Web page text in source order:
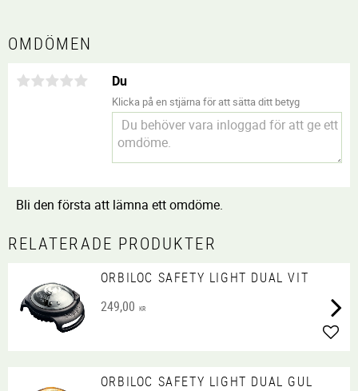
OMDÖMEN
Du
Klicka på en stjärna för att sätta ditt betyg
Bli den första att lämna ett omdöme.
RELATERADE PRODUKTER
ORBILOC SAFETY LIGHT DUAL VIT
249,00 KR
ORBILOC SAFETY LIGHT DUAL GUL